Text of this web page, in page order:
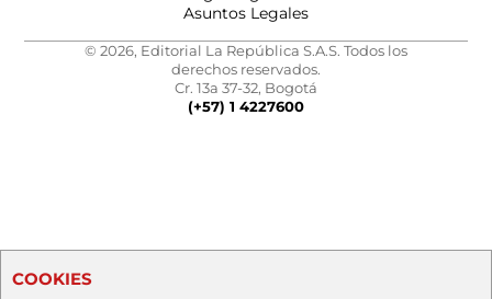
Asuntos Legales
© 2026, Editorial La República S.A.S. Todos los
derechos reservados.
Cr. 13a 37-32, Bogotá
(+57) 1 4227600
COOKIES